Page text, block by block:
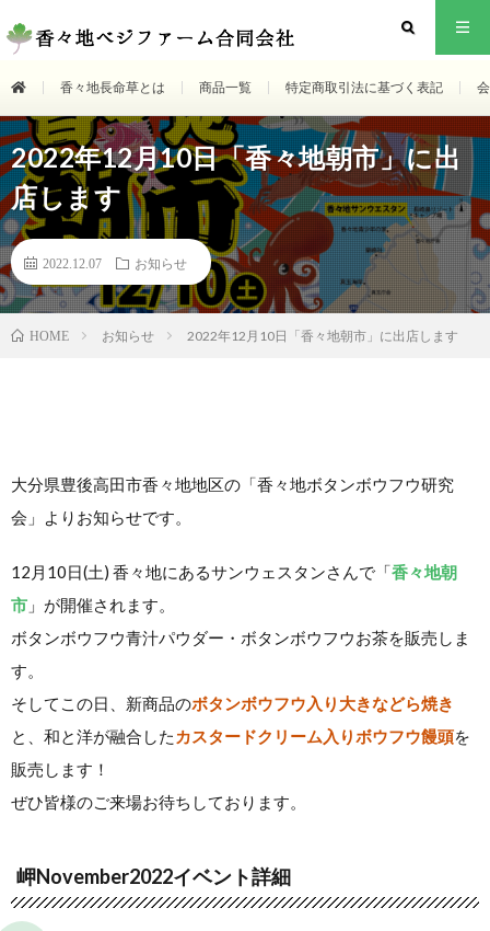
香々地長命草とは 商品一覧 特定商取引法に基づく表記
2022年12月10日「香々地朝市」に出
店します
2022.12.07 お知らせ
HOME お知らせ 2022年12月10日「香々地朝市」に出店します
大分県豊後高田市香々地地区の「香々地ボタンボウフウ研究
会」よりお知らせです。
12月10日(土) 香々地にあるサンウェスタンさんで「香々地朝
市 」が開催されます。
ボタンボウフウ青汁パウダー・ボタンボウフウお茶を販売しま
す。
そしてこの日、新商品のボタンボウフウ入り大きなどら焼き
と、和と洋が融合した カスタードクリーム入りボウフウ饅頭を
販売します！
ぜひ皆様のご来場お待ちしております。
岬November2022イベント詳細